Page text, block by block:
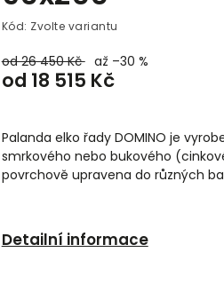
Kód: Zvolte variantu
od 26 450 Kč až –30 %
od 18 515 Kč
Palanda elko řady DOMINO je
smrkového nebo bukového
povrchově upravena do různých
Detailní informace